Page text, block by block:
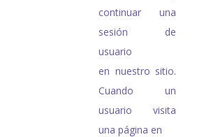
continuar una
sesión de
usuario
en nuestro sitio.
Cuando un
usuario visita
una página en